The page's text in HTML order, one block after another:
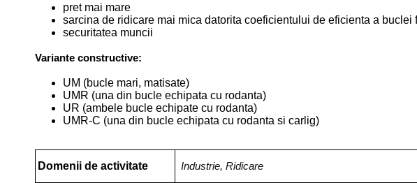
pret mai mare
sarcina de ridicare mai mica datorita coeficientului de eficienta a buclei
securitatea muncii
Variante constructive:
UM (bucle mari, matisate)
UMR (una din bucle echipata cu rodanta)
UR (ambele bucle echipate cu rodanta)
UMR-C (una din bucle echipata cu rodanta si carlig)
Domenii de activitate Industrie, Ridicare